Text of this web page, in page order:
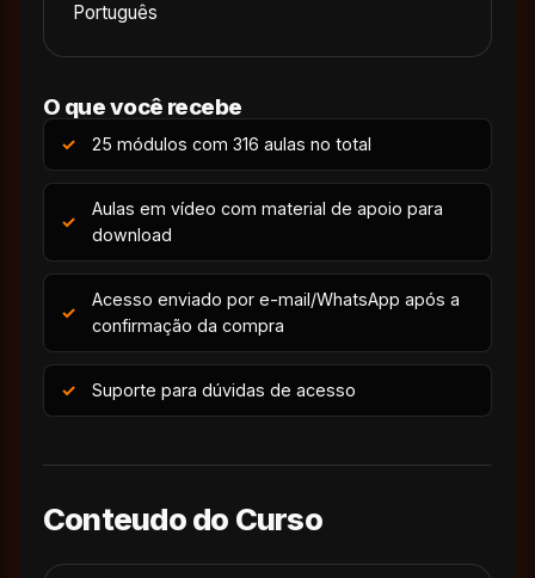
Português
O que você recebe
25 módulos com 316 aulas no total
Aulas em vídeo com material de apoio para
download
Acesso enviado por e-mail/WhatsApp após a
confirmação da compra
Suporte para dúvidas de acesso
Conteudo do Curso